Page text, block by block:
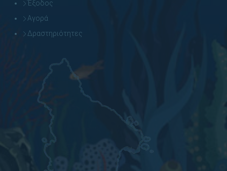
Έξοδος
Αγορά
Δραστηριότητες